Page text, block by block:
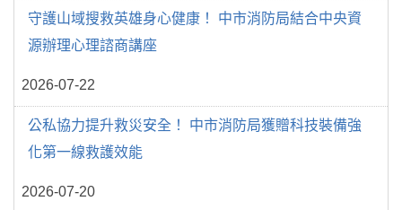
守護山域搜救英雄身心健康！ 中市消防局結合中央資
源辦理心理諮商講座
2026-07-22
公私協力提升救災安全！ 中市消防局獲贈科技裝備強
化第一線救護效能
2026-07-20